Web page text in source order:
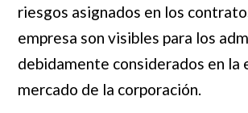
riesgos asignados en los
empresa son visibles para los
debidamente considerados en la
mercado de la corporación.